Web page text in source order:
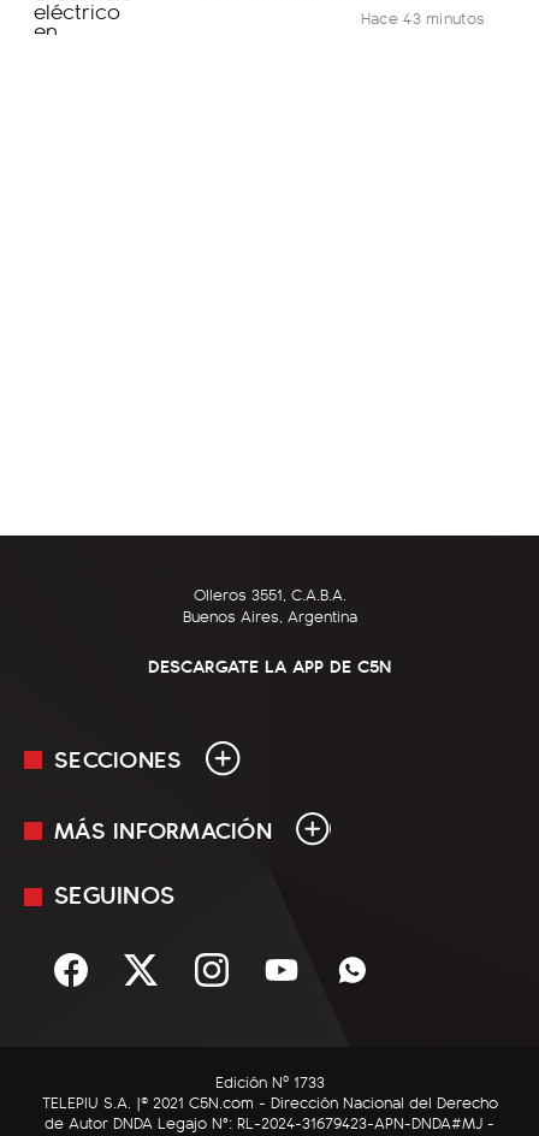
Hace 43 minutos
Olleros 3551, C.A.B.A.
Buenos Aires, Argentina
DESCARGATE LA APP DE C5N
SECCIONES
En Vivo
Sociedad
C5N Autos
MÁS INFORMACIÓN
Mediakit
Términos y condiciones
SEGUINOS
Edición Nº 1733
TELEPIU S.A. |© 2021 C5N.com - Dirección Nacional del Derecho
de Autor DNDA Legajo N°: RL-2024-31679423-APN-DNDA#MJ -